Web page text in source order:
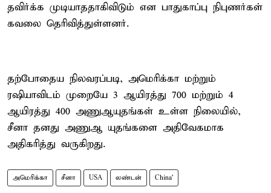
தவிர்க்க முடியாததாகிவிடும் என பாதுகாப்பு நிபுணர்கள்
கவலை தெரிவித்துள்ளனர்.
தற்போதைய நிலவரப்படி, அமெரிக்கா மற்றும்
ரஷியாவிடம் முறையே 3 ஆயிரத்து 700 மற்றும் 4
ஆயிரத்து 400 அணுஆயுதங்கள் உள்ள நிலையில்,
சீனா தனது அணுஆ யுதங்களை அதிவேகமாக
அதிகரித்து வருகிறது.
அமெரிக்கா சீனா USA லண்டன் China'